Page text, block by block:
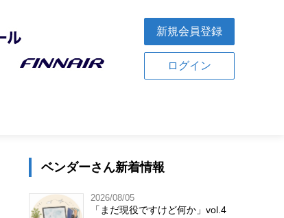
新規会員登録
ログイン
ベンダーさん新着情報
2026/08/05
「まだ現役ですけど何か」vol.4